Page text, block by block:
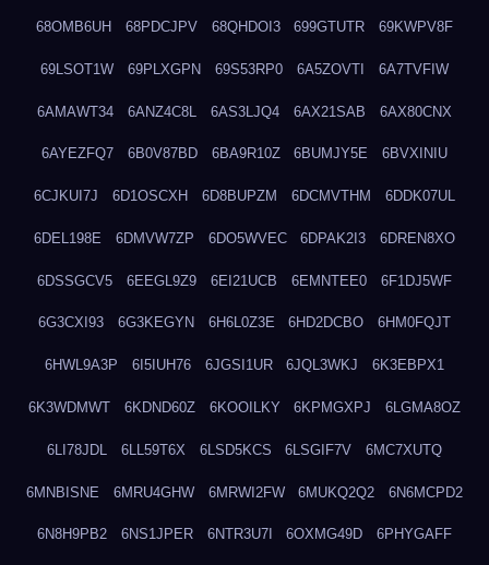
68OMB6UH 68PDCJPV 68QHDOI3 699GTUTR 69KWPV8F
69LSOT1W 69PLXGPN 69S53RP0 6A5ZOVTI 6A7TVFIW
6AMAWT34 6ANZ4C8L 6AS3LJQ4 6AX21SAB 6AX80CNX
6AYEZFQ7 6B0V87BD 6BA9R10Z 6BUMJY5E 6BVXINIU
6CJKUI7J 6D1OSCXH 6D8BUPZM 6DCMVTHM 6DDK07UL
6DEL198E 6DMVW7ZP 6DO5WVEC 6DPAK2I3 6DREN8XO
6DSSGCV5 6EEGL9Z9 6EI21UCB 6EMNTEE0 6F1DJ5WF
6G3CXI93 6G3KEGYN 6H6L0Z3E 6HD2DCBO 6HM0FQJT
6HWL9A3P 6I5IUH76 6JGSI1UR 6JQL3WKJ 6K3EBPX1
6K3WDMWT 6KDND60Z 6KOOILKY 6KPMGXPJ 6LGMA8OZ
6LI78JDL 6LL59T6X 6LSD5KCS 6LSGIF7V 6MC7XUTQ
6MNBISNE 6MRU4GHW 6MRWI2FW 6MUKQ2Q2 6N6MCPD2
6N8H9PB2 6NS1JPER 6NTR3U7I 6OXMG49D 6PHYGAFF